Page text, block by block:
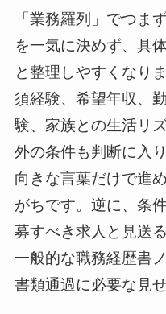
「業務羅列」でつま
を一気に決めず、具
と整理しやすくなり
須経験、希望年収、
験、家族との生活リ
外の条件も判断に入
向きな言葉だけで進
がちです。逆に、条
募すべき求人と見送
一般的な職務経歴書
書類通過に必要な見